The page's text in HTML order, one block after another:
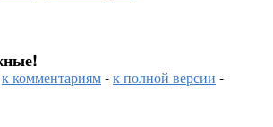
к комментариям-к полной версии -